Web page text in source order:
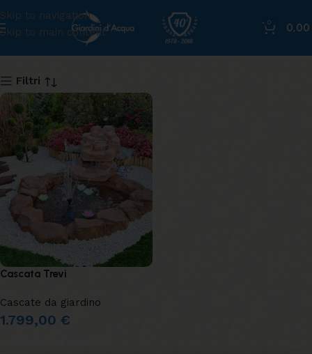
Skip to navigation
Skip to main content
0 0,00
trevi
Filtri
Cascata Trevi
Cascate da giardino
1.799,00 €